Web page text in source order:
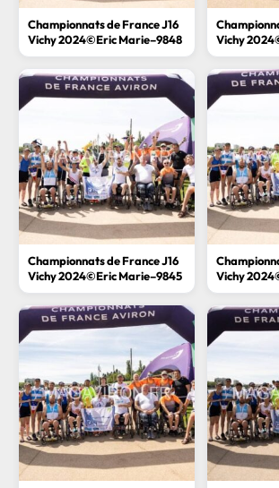
Championnats de France J16
Vichy 2024©Eric Marie–9848
Vichy
Championnats de France J16
Vichy 2024©Eric Marie–9845
Vichy